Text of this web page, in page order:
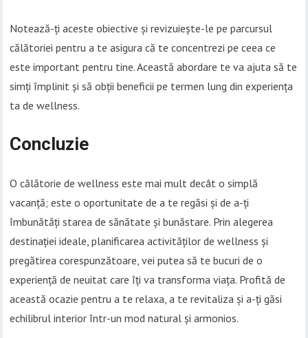
Notează-ți aceste obiective și revizuiește-le pe parcursul
călătoriei pentru a te asigura că te concentrezi pe ceea ce
este important pentru tine. Această abordare te va ajuta să te
simți împlinit și să obții beneficii pe termen lung din experiența
ta de wellness.
Concluzie
O călătorie de wellness este mai mult decât o simplă
vacanță; este o oportunitate de a te regăsi și de a-ți
îmbunătăți starea de sănătate și bunăstare. Prin alegerea
destinației ideale, planificarea activităților de wellness și
pregătirea corespunzătoare, vei putea să te bucuri de o
experiență de neuitat care îți va transforma viața. Profită de
această ocazie pentru a te relaxa, a te revitaliza și a-ți găsi
echilibrul interior într-un mod natural și armonios.